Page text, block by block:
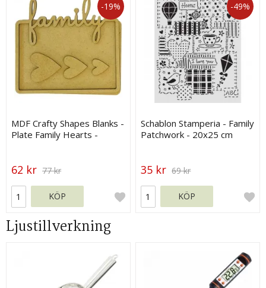
-19%
MDF Crafty Shapes Blanks -
Plate Family Hearts -
62 kr 77 kr
KÖP
-49%
Schablon Stamperia - Family
Patchwork - 20x25 cm
35 kr 69 kr
KÖP
Ljustillverkning